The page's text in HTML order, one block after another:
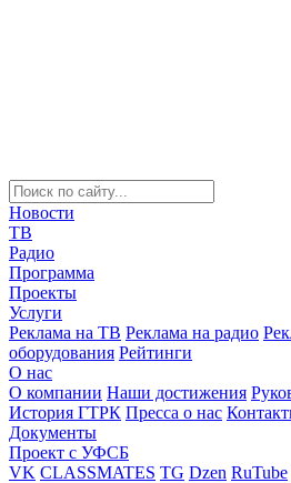
Новости
ТВ
Радио
Программа
Проекты
Услуги
Реклама на ТВ Реклама на радио
оборудования Рейтинги
О нас
О компании Наши достижения
История ГТРК Пресса о нас
Документы
Проект с УФСБ
VK CLASSMATES TG Dzen RuTube